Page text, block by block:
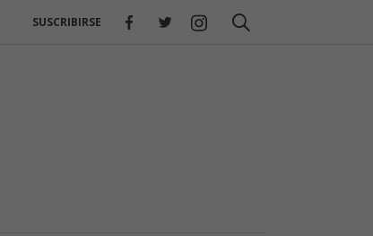
SUSCRIBIRSE